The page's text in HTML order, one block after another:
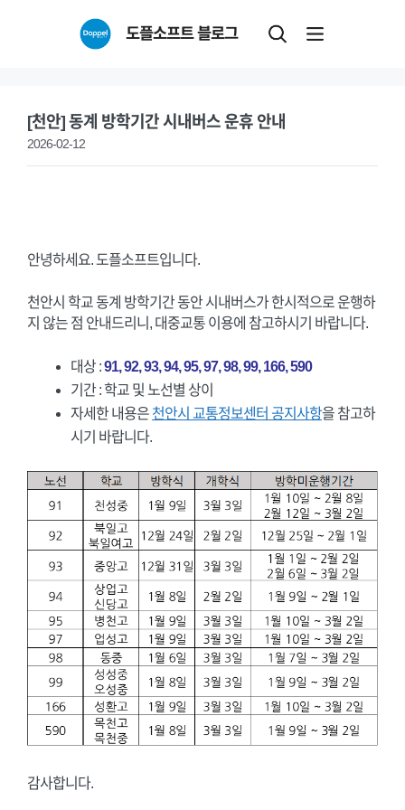
도플소프트 블로그
[천안] 동계 방학기간 시내버스 운휴 안내
2026-02-12
안녕하세요. 도플소프트입니다.
천안시 학교 동계 방학기간 동안 시내버스가 한시적으로 운행하
지 않는 점 안내드리니, 대중교통 이용에 참고하시기 바랍니다.
대상 :91, 92, 93, 94, 95, 97, 98, 99, 166, 590
기간 : 학교 및 노선별 상이
자세한 내용은 천안시 교통정보센터 공지사항을 참고하
시기 바랍니다.
감사합니다.